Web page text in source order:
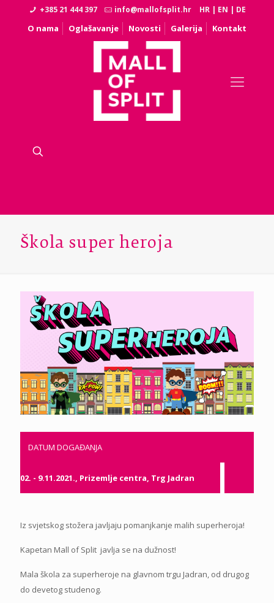
+385 21 444 397 info@mallofsplit.hr HR | EN | DE
O nama Oglašavanje Novosti Galerija Kontakt
Škola super heroja
DATUM DOGAĐANJA
02. - 9.11.2021., Prizemlje centra, Trg Jadran
Iz svjetskog stožera javljaju pomanjkanje malih superheroja!
Kapetan Mall of Split javlja se na dužnost!
Mala škola za superheroje na glavnom trgu Jadran, od drugog
do devetog studenog.